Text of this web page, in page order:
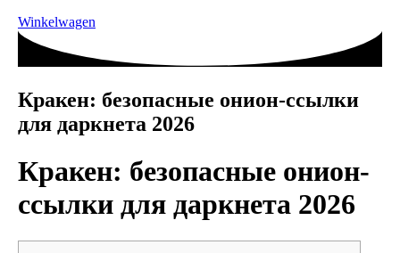
Winkelwagen
Кракен: безопасные онион-ссылки
для даркнета 2026
Кракен: безопасные онион-
ссылки для даркнета 2026